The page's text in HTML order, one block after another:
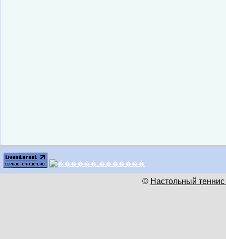
© Настольный